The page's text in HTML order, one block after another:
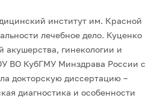
институт им. Красной
лечебное дело. Куценко
акушерства, гинекологии и
ВО КубГМУ Минздрава России с
докторскую диссертацию –
диагностика и особенности